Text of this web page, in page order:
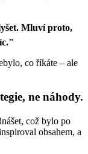
Mluví proto,
co říkáte – ale
ne náhody.
což bylo po
obsahem, a